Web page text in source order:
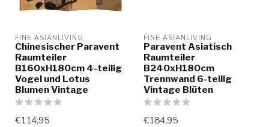
FINE ASIANLIVING
Chinesischer Paravent
Raumteiler
B160xH180cm 4-teilig
Vogel und Lotus
Blumen Vintage
€114,95
FINE ASIANLIVING
Paravent Asiatisch
Raumteiler
B240xH180cm
Trennwand 6-teilig
Vintage Blüten
€184,95